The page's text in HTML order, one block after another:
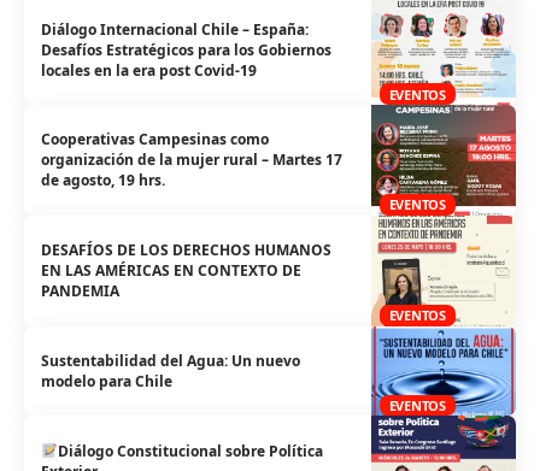
EVENTOS
Diálogo Internacional Chile – España:
Desafíos Estratégicos para los Gobiernos
locales en la era post Covid-19
EVENTOS
Cooperativas Campesinas como
organización de la mujer rural – Martes 17
de agosto, 19 hrs.
EVENTOS
DESAFÍOS DE LOS DERECHOS HUMANOS
EN LAS AMÉRICAS EN CONTEXTO DE
PANDEMIA
EVENTOS
Sustentabilidad del Agua: Un nuevo
modelo para Chile
Diálogo Constitucional sobre Política